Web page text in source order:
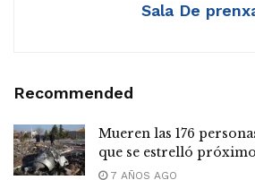
Sala De
Recommended
Mueren las 176
que se estrelló
7 AÑOS AGO